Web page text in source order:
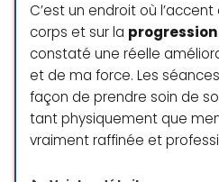
Je dormais
plusieurs
Le rdv à été
site pour le
C’est un endroit où
corps et sur la
constaté une réelle
et de ma force. Les
façon de prendre soin de
tant physiquement que
vraiment raffinée et